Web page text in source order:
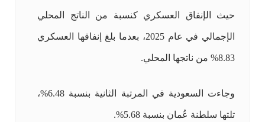
حيث الإنفاق العسكري كنسبة من الناتج المحلي
الإجمالي في عام 2025، بعدما بلغ إنفاقها العسكري
8.83% من ناتجها المحلي.
وجاءت السعودية في المرتبة الثانية بنسبة 6.48%،
تلتها سلطنة عُمان بنسبة 5.68%.